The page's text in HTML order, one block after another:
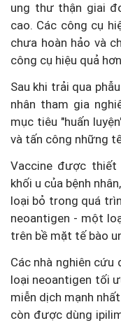
ung thư thận giai
cao. Các công cụ
chưa hoàn hảo và
công cụ hiệu quả
Sau khi trải qua
nhân tham gia
mục tiêu "huấn
và tấn công những
Vaccine được
khối u của bệnh
loại bỏ trong quá
neoantigen - một
trên bề mặt tế bào
Các nhà nghiên
loại neoantigen tối
miễn dịch mạnh
còn được dùng